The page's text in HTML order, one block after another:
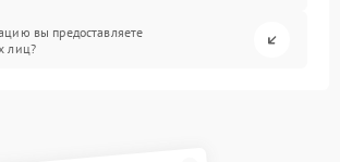
вы предоставляете
лиц?